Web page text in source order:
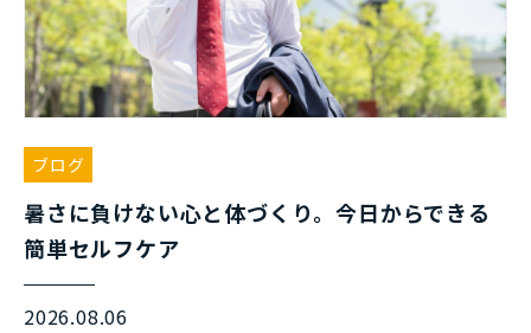
ブログ
暑さに負けない心と体づくり。今日からできる
簡単セルフケア
2026.08.06